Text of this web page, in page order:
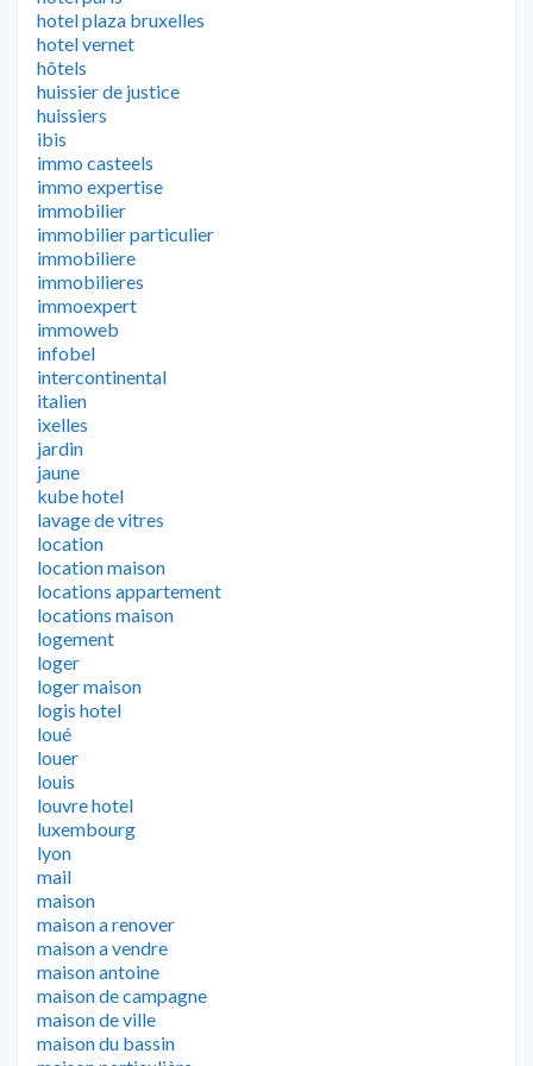
hotel plaza bruxelles
hotel vernet
hôtels
huissier de justice
huissiers
ibis
immo casteels
immo expertise
immobilier
immobilier particulier
immobiliere
immobilieres
immoexpert
immoweb
infobel
intercontinental
italien
ixelles
jardin
jaune
kube hotel
lavage de vitres
location
location maison
locations appartement
locations maison
logement
loger
loger maison
logis hotel
loué
louer
louis
louvre hotel
luxembourg
lyon
mail
maison
maison a renover
maison a vendre
maison antoine
maison de campagne
maison de ville
maison du bassin